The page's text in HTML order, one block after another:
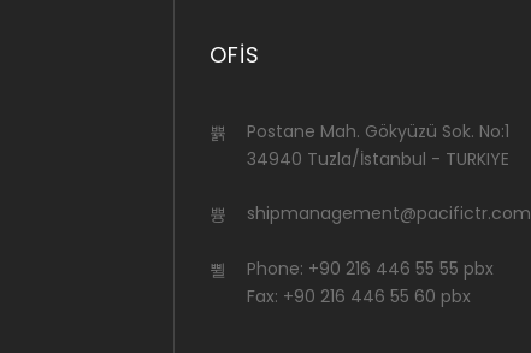
OFIS
Postane Mah. Gökyüzü Sok. No:1
34940 Tuzla/İstanbul - TURKIYE
shipmanagement@pacifictr.com
Phone: +90 216 446 55 55 pbx
Fax: +90 216 446 55 60 pbx